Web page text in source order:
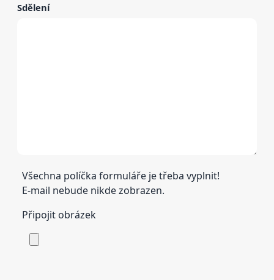
Sdělení
Všechna políčka formuláře je třeba vyplnit!
E-mail nebude nikde zobrazen.
Připojit obrázek